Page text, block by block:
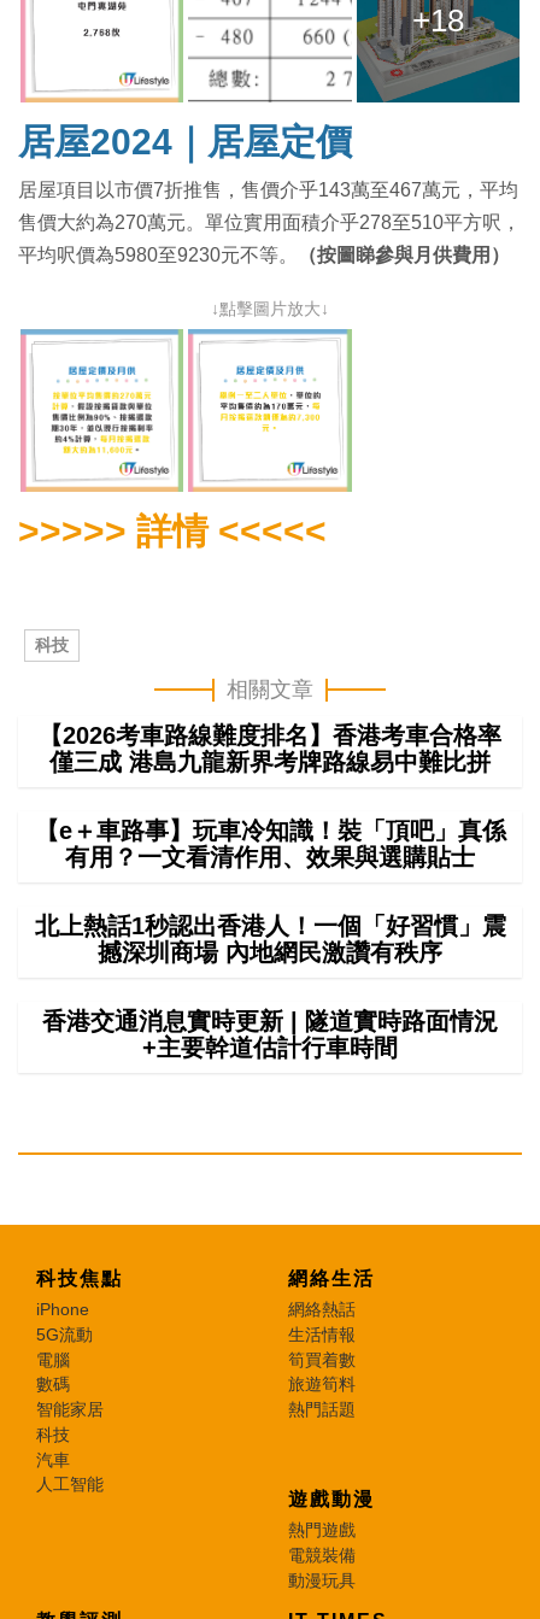
+18
居屋2024｜居屋定價
居屋項目以市價7折推售，售價介乎143萬至467萬元，平均
售價大約為270萬元。單位實用面積介乎278至510平方呎，
平均呎價為5980至9230元不等。
（按圖睇參與月供費用）
↓點擊圖片放大↓
>>>>> 詳情 <<<<<
科技
相關文章
【2026考車路線難度排名】香港考車合格率
僅三成 港島九龍新界考牌路線易中難比拼
【e＋車路事】玩車冷知識！裝「頂吧」真係
有用？一文看清作用、效果與選購貼士
北上熱話1秒認出香港人！一個「好習慣」震
撼深圳商場 內地網民激讚有秩序
香港交通消息實時更新 | 隧道實時路面情況
+主要幹道估計行車時間
科技焦點
iPhone
5G流動
電腦
數碼
智能家居
科技
汽車
人工智能
網絡生活
網絡熱話
生活情報
筍買着數
旅遊筍料
熱門話題
遊戲動漫
熱門遊戲
電競裝備
動漫玩具